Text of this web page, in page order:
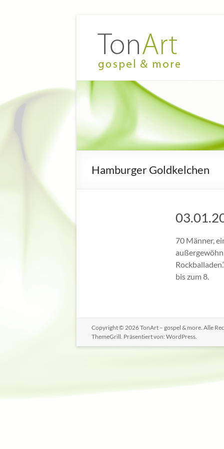
TonArt
gospel
&
more
Mein Chor
Hannover-
Linden
Hamburger Goldkelchen
70 Männer,
bis zum 8.
Copyright © 2026TonArt – gospel & more. Alle
ThemeGrill. Präsentiert von: WordPress.